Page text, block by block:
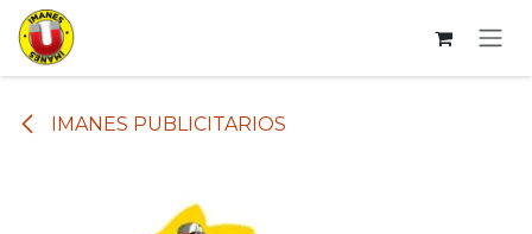
Ir al contenido
IMANES PUBLICITARIOS